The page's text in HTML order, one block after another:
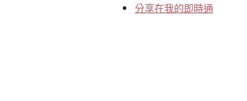
分享在我的即時通